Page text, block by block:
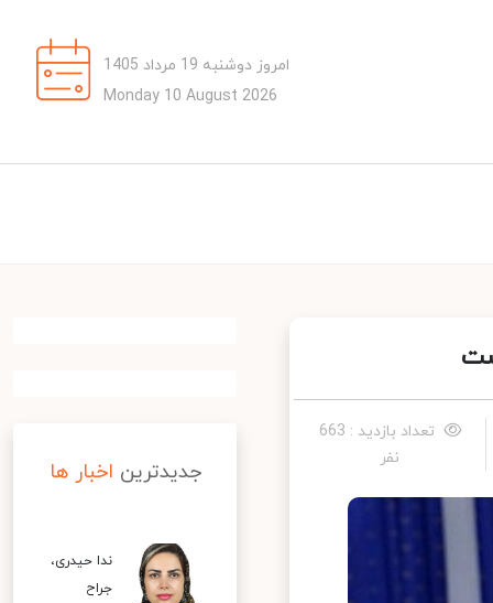
امروز دوشنبه 19 مرداد 1405
Monday 10 August 2026
تعداد بازدید : 663
نفر
جدیدترین اخبار ها
ندا حیدری،
جراح